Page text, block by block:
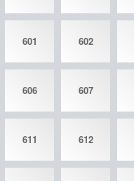
601 602
606 607
611 612